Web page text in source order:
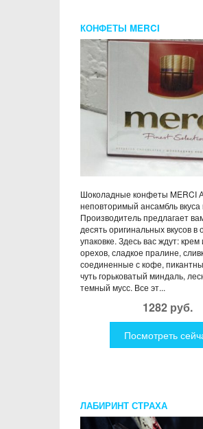
КОНФЕТЫ MERCI
Шоколадные конфеты MERCI
неповторимый ансамбль
Производитель предлагает
десять оригинальных вкусов в
упаковке. Здесь вас ждут:
орехов, сладкое пралине,
соединенные с кофе,
чуть горьковатый миндаль,
темный мусс. Все эт...
1282 руб.
Посмотреть
ЛАБИРИНТ СТРАХА